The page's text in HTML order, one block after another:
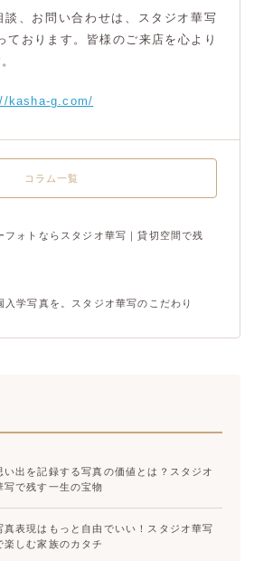
談、お問い合わせは、スタジオ華写
ております。皆様のご来店を心より
kasha-g.com/
フォトならスタジオ華写｜貸切空間で残
コラム一覧
入学写真を。スタジオ華写のこだわり
い出を記録する写真の価値とは？スタジオ
写で残す一生の宝物
真表現はもっと自由でいい！スタジオ華写
楽しむ家族のカタチ